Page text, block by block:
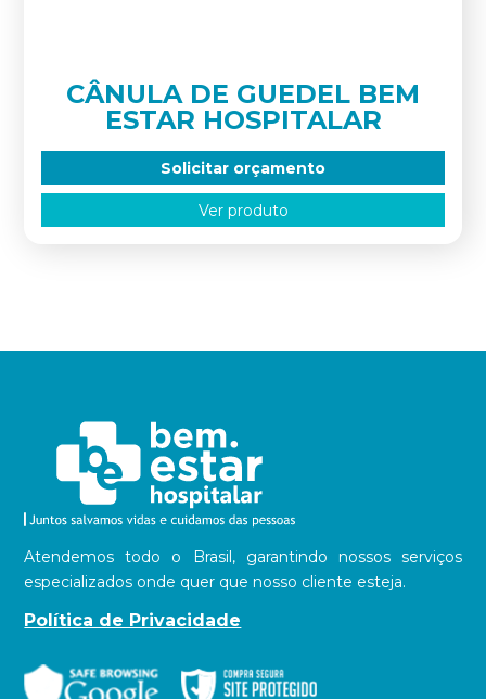
CÂNULA DE GUEDEL BEM
ESTAR HOSPITALAR
Solicitar orçamento
Ver produto
Atendemos todo o Brasil, garantindo nossos serviços
especializados onde quer que nosso cliente esteja.
Política de Privacidade